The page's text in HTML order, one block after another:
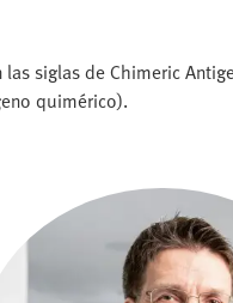
las siglas de Chimeric
quimérico).